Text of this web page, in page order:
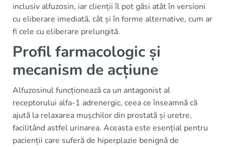
inclusiv alfuzosin, iar clienții îl pot găsi atât în versioni
cu eliberare imediată, cât și în forme alternative, cum ar
fi cele cu eliberare prelungită.
Profil farmacologic și
mecanism de acțiune
Alfuzosinul funcționează ca un antagonist al
receptorului alfa-1 adrenergic, ceea ce înseamnă că
ajută la relaxarea mușchilor din prostată și uretre,
facilitând astfel urinarea. Aceasta este esențial pentru
pacienții care suferă de hiperplazie benignă de